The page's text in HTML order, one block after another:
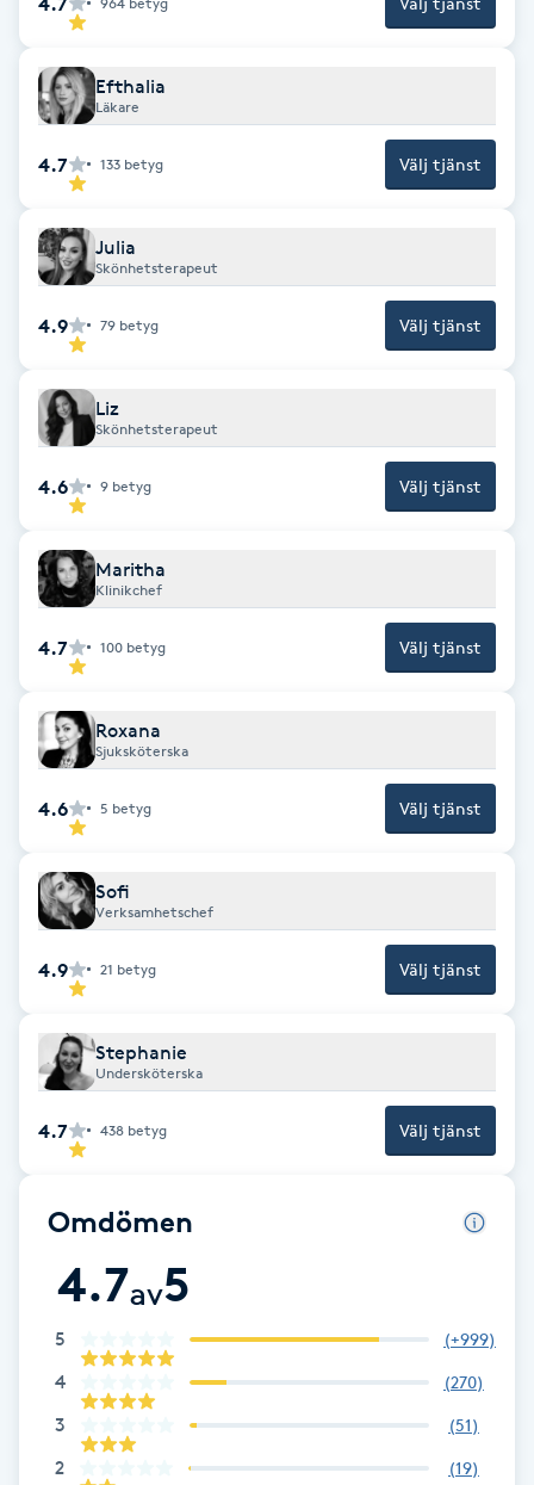
Hudföryngring
Huduppstramning
Hudvård
Hyaluronsyra
Hypnos
Hårborttagning
Hårbottenbehandling
Hårförlängning
Hälsa
Hälsprickor
Idrottsmassage
IPL
IPL hårborttagning
IR-massage
Japansk massage
Kemisk peeling
Keratinbehandling
Efthalia
Läkare
4.7 133 betyg Välj tjänst
Julia
Skönhetsterapeut
4.9 79 betyg Välj tjänst
Liz
Skönhetsterapeut
4.6 9 betyg Välj tjänst
Maritha
Klinikchef
4.7 100 betyg Välj tjänst
Roxana
Sjuksköterska
4.6 5 betyg Välj tjänst
Sofi
Verksamhetschef
4.9 21 betyg Välj tjänst
Stephanie
Undersköterska
4.7 438 betyg Välj tjänst
Omdömen
4.7av5
5 (+999)
4 (270)
3 (51)
2 (19)